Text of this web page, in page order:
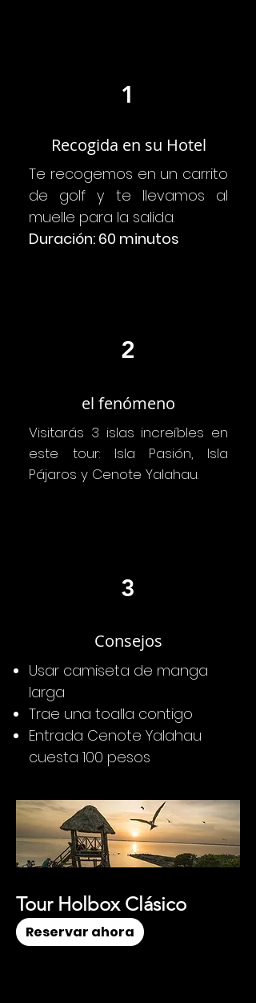
1
Recogida en su Hotel
Te recogemos en un carrito
de golf y te llevamos al
muelle para la salida.
Duración: 60 minutos
2
el fenómeno
Visitarás 3 islas increíbles en
este tour: Isla Pasión, Isla
Pájaros y Cenote Yalahau.
3
Consejos
Usar camiseta de manga
larga
Trae una toalla contigo
Entrada Cenote Yalahau
cuesta 100 pesos
Tour Holbox Clásico
Reservar ahora